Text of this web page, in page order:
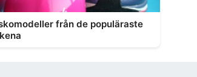
från de populäraste